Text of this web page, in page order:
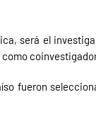
será el
fueron